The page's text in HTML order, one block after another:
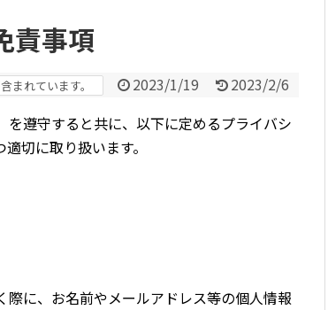
責事項
まれています。 2023/1/19
2023/2/6
を遵守すると共に、以下に定めるプライバシ
切に取り扱います。
に、お名前やメールアドレス等の個人情報